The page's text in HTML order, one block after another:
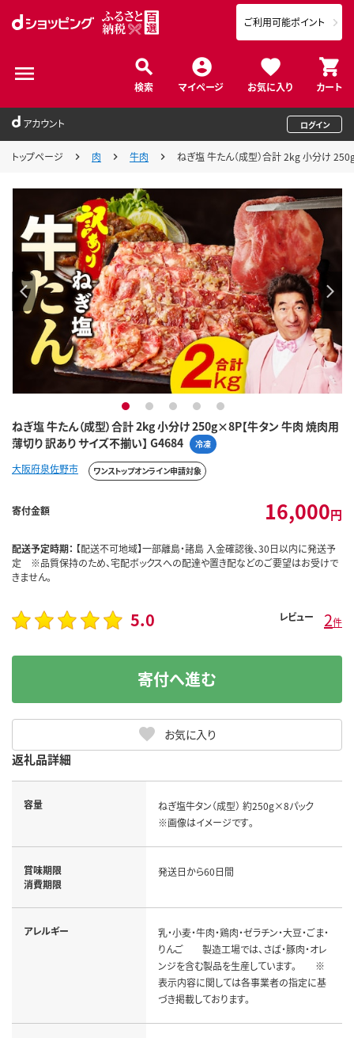
検索 マイページ お気に入り カート
ご利用可能ポイント
アカウント ログイン
トップページ 肉 牛肉 ねぎ塩 牛たん（成型）合計 2kg 小分け
ねぎ塩 牛たん（成型）合計 2kg 小分け 250g×8P【牛タン 牛肉 焼肉用
薄切り 訳あり サイズ不揃い】 G4684
冷凍
1 2 3 4 5
大阪府泉佐野市 ワンストップオンライン申請対象
寄付金額 16,000円
配送予定時期： 【配送不可地域】一部離島・諸島 入金確認後、30日以内に発送予
定 ※品質保持のため、宅配ボックスへの配達や置き配などのご要望はお受けで
きません。
5.0 レビュー 2件
お気に入り
寄付へ進む
返礼品詳細
容量
ねぎ塩牛タン（成型） 約250g×8パック
※画像はイメージです｡
賞味期限
消費期限
発送日から60日間
アレルギー
乳・小麦・牛肉・鶏肉・ゼラチン・大豆・ごま・
りんご 製造工場では、さば・豚肉・オレ
ンジを含む製品を生産しています。 ※
表示内容に関しては各事業者の指定に基
づき掲載しております。